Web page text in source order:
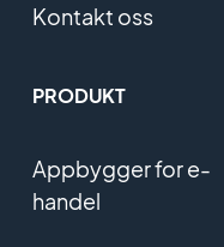
Kontakt oss
PRODUKT
Appbygger for e-
handel